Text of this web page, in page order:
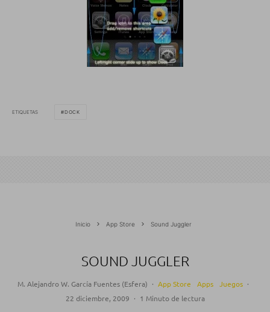
ETIQUETAS DOCK
Inicio App Store Sound Juggler
SOUND JUGGLER
M. Alejandro W. García Fuentes (Esfera) · App Store Apps Juegos ·
22 diciembre, 2009 · 1 Minuto de lectura